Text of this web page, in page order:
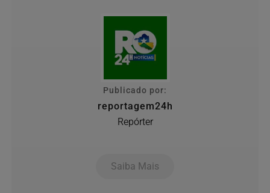
Publicado por:
reportagem24h
Repórter
Saiba Mais